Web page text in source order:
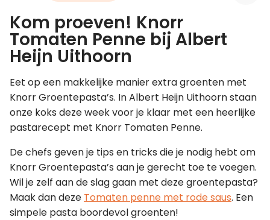
Leer koken als een chef
Kom proeven! Knorr
Tomaten Penne bij Albert
Heijn Uithoorn
Eet op een makkelijke manier extra groenten met
Knorr Groentepasta’s. In Albert Heijn Uithoorn staan
onze koks deze week voor je klaar met een heerlijke
pastarecept met Knorr Tomaten Penne.
De chefs geven je tips en tricks die je nodig hebt om
Knorr Groentepasta’s aan je gerecht toe te voegen.
Wil je zelf aan de slag gaan met deze groentepasta?
Maak dan deze Tomaten penne met rode saus. Een
simpele pasta boordevol groenten!